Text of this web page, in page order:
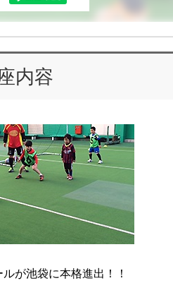
内容
が池袋に本格進出！！